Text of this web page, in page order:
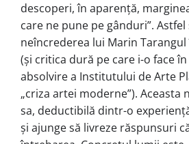
descoperi, în aparenţă,
care ne pune pe gânduri”. Astfel
neîncrederea lui Marin
(și critica dură pe care i-o face
absolvire a Institutului de Arte
„criza artei moderne”). Aceasta
sa, deductibilă dintr-o
și ajunge să livreze răspunsuri